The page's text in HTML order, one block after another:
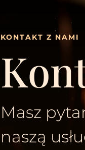
KONTAKT Z NAMI
Masz
naszą